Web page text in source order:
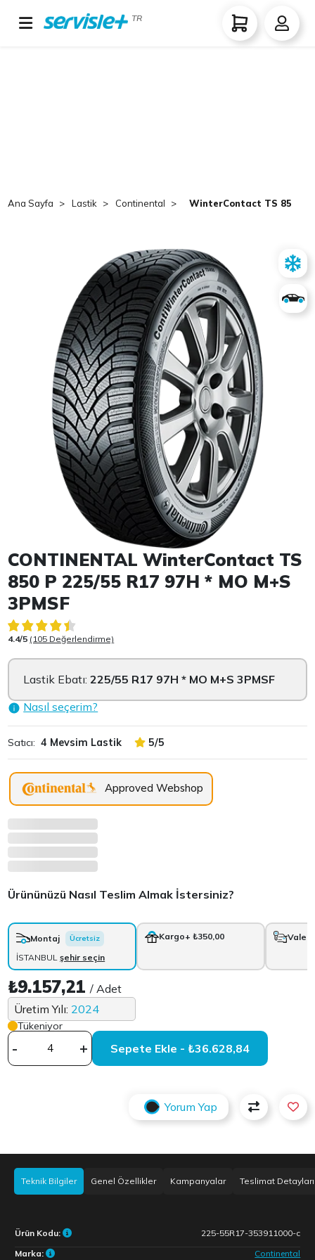
TR
Ana Sayfa Lastik Continental WinterContact TS 850 P
Item 1 of 1
CONTINENTAL WinterContact TS
850 P 225/55 R17 97H * MO M+S
3PMSF
4.4/5 (105 Değerlendirme)
Lastik Ebatı:225/55 R17 97H * MO M+S 3PMSF
Nasıl seçerim?
Satıcı: 4 Mevsim Lastik 5/5
Approved Webshop
Ürününüzü Nasıl Teslim Almak İstersiniz?
Montaj Ücretsiz
İSTANBULşehir seçin
Kargo+ ₺350,00 Vale
₺9.157,21/ Adet
Üretim Yılı: 2024
Tükeniyor
- + Sepete Ekle - ₺36.628,84
Yorum Yap
Teknik Bilgiler Genel Özellikler Kampanyalar Teslimat Detayları
Ürün Kodu:
225-55R17-353911000-c
Marka:
Continental